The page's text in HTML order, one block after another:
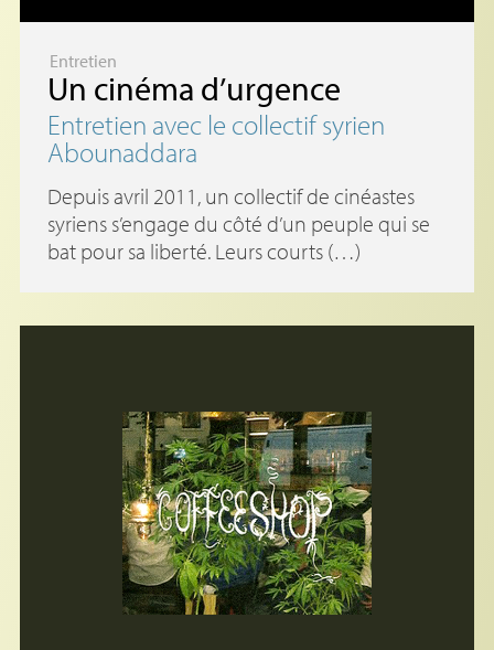
Entretien
Un cinéma d’urgence
Entretien avec le collectif syrien
Abounaddara
Depuis avril 2011, un collectif de cinéastes
syriens s’engage du côté d’un peuple qui se
bat pour sa liberté. Leurs courts (…)